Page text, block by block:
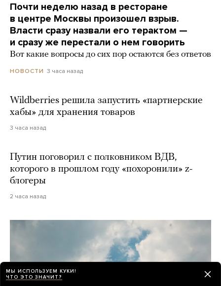
Почти неделю назад в ресторане
в центре Москвы произошел взрыв.
Власти сразу назвали его терактом —
и сразу же перестали о нем говорить
Вот какие вопросы до сих пор остаются без ответов
НОВОСТИ 3 часа назад
Wildberries решила запустить «партнерские
хабы» для хранения товаров
3 часа назад
Путин поговорил с полковником ВДВ,
которого в прошлом году «похоронили» z-
блогеры
2 часа назад
МЫ ИСПОЛЬЗУЕМ КУКИ!
ЧТО ЭТО ЗНАЧИТ?